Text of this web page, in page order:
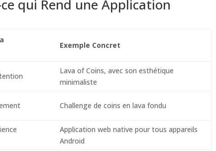
qui Rend une Application
Exemple Concret
Lava of Coins, avec son esthétique
minimaliste
Challenge de coins en lava fondu
Application web native pour tous appareils
Android